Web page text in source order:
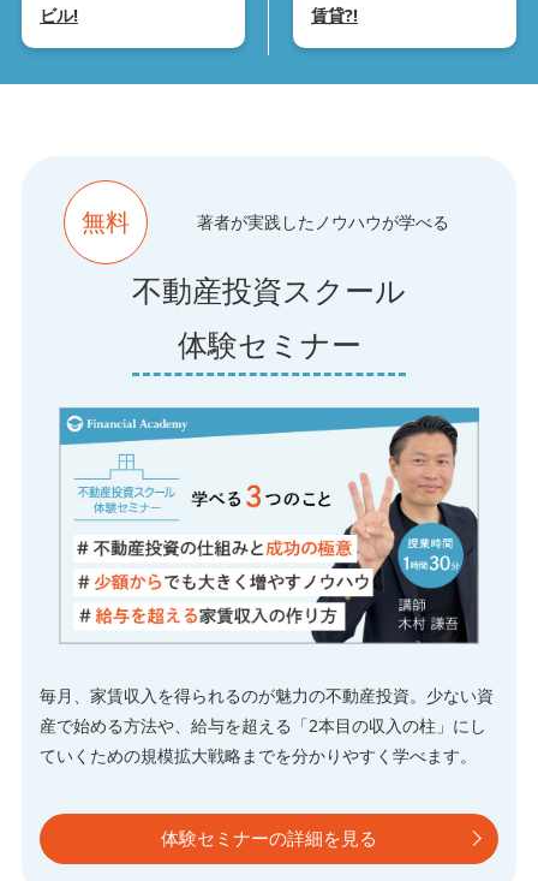
ビル!
賃貸?!
無料 著者が実践したノウハウが学べる
不動産投資スクール
体験セミナー
毎月、家賃収入を得られるのが魅力の不動産投資。少ない資
産で始める方法や、給与を超える「2本目の収入の柱」にし
ていくための規模拡大戦略までを分かりやすく学べます。
体験セミナーの詳細を見る